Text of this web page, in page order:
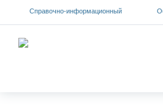
Общественный совет
Министерства образования и